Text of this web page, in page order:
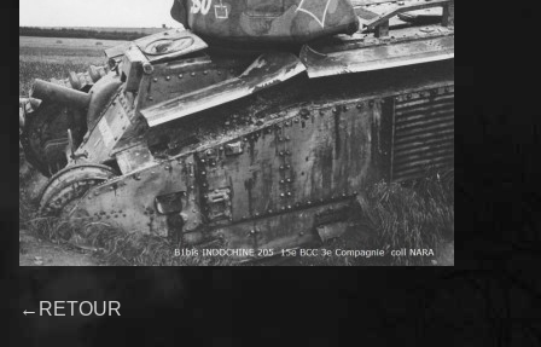
←RETOUR